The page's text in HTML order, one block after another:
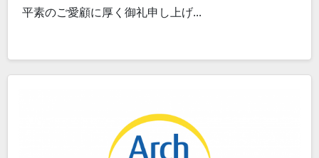
平素のご愛顧に厚く御礼申し上げ...